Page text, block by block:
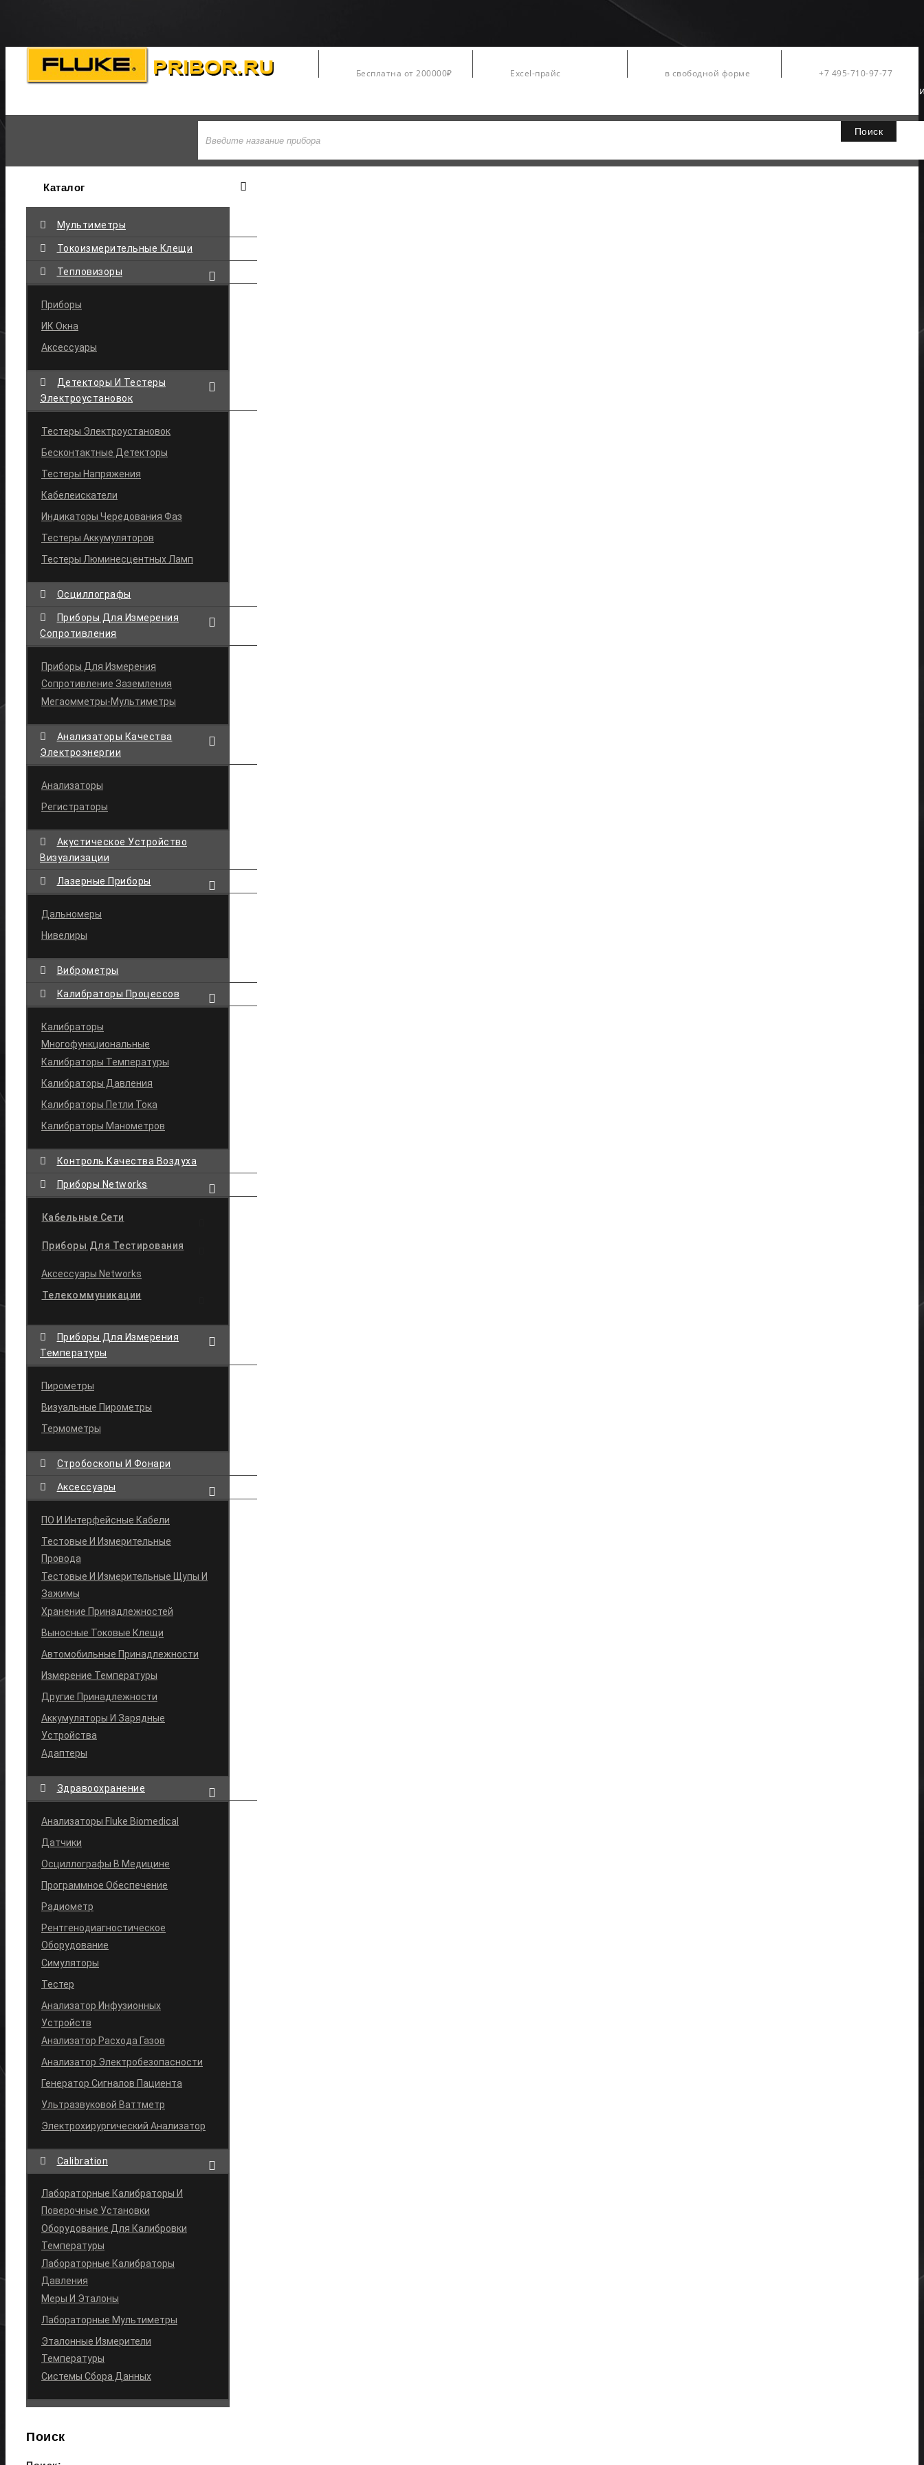
Бесплатна от 200000₽ Excel-прайс в свободной форме +7 495-710-97-77
Официальный дистрибьютор компании Fluke в
Поиск
Каталог
Мультиметры
Токоизмерительные Клещи
Тепловизоры
Приборы
ИК Окна
Аксессуары
Детекторы И Тестеры
Электроустановок
Тестеры Электроустановок
Бесконтактные Детекторы
Тестеры Напряжения
Кабелеискатели
Индикаторы Чередования Фаз
Тестеры Аккумуляторов
Тестеры Люминесцентных Ламп
Осциллографы
Приборы Для Измерения
Сопротивления
Приборы Для Измерения
Сопротивление Заземления
Мегаомметры-Мультиметры
Анализаторы Качества
Электроэнергии
Анализаторы
Регистраторы
Акустическое Устройство
Визуализации
Лазерные Приборы
Дальномеры
Нивелиры
Виброметры
Калибраторы Процессов
Калибраторы
Многофункциональные
Калибраторы Температуры
Калибраторы Давления
Калибраторы Петли Тока
Калибраторы Манометров
Контроль Качества Воздуха
Приборы Networks
Кабельные Сети
Приборы Для Тестирования
Аксессуары Networks
Телекоммуникации
Приборы Для Измерения
Температуры
Пирометры
Визуальные Пирометры
Термометры
Стробоскопы И Фонари
Аксессуары
ПО И Интерфейсные Кабели
Тестовые И Измерительные
Провода
Тестовые И Измерительные Щупы И
Зажимы
Хранение Принадлежностей
Выносные Токовые Клещи
Автомобильные Принадлежности
Измерение Температуры
Другие Принадлежности
Аккумуляторы И Зарядные
Устройства
Адаптеры
Здравоохранение
Анализаторы Fluke Biomedical
Датчики
Осциллографы В Медицине
Программное Обеспечение
Радиометр
Рентгенодиагностическое
Оборудование
Симуляторы
Тестер
Анализатор Инфузионных
Устройств
Анализатор Расхода Газов
Анализатор Электробезопасности
Генератор Сигналов Пациента
Ультразвуковой Ваттметр
Электрохирургический Анализатор
Calibration
Лабораторные Калибраторы И
Поверочные Установки
Оборудование Для Калибровки
Температуры
Лабораторные Калибраторы
Давления
Меры И Эталоны
Лабораторные Мультиметры
Эталонные Измерители
Температуры
Системы Сбора Данных
Поиск